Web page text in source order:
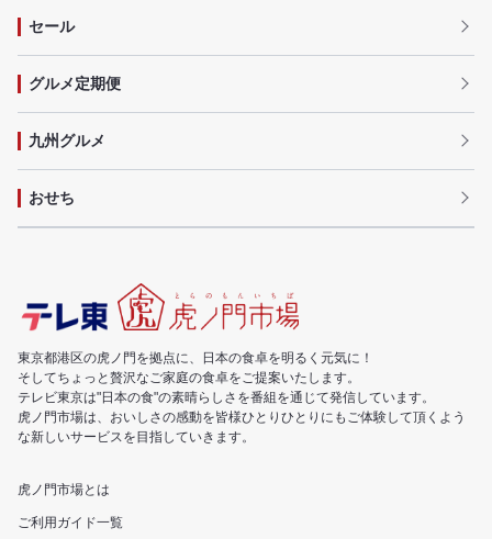
セール
グルメ定期便
九州グルメ
おせち
東京都港区の虎ノ門を拠点に、日本の食卓を明るく元気に！
そしてちょっと贅沢なご家庭の食卓をご提案いたします。
テレビ東京は"日本の食"の素晴らしさを番組を通じて発信しています。
虎ノ門市場は、おいしさの感動を皆様ひとりひとりにもご体験して頂くよう
な新しいサービスを目指していきます。
虎ノ門市場とは
ご利用ガイド一覧